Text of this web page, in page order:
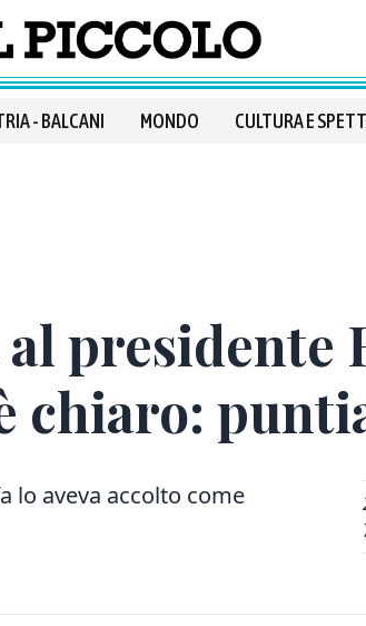
- BALCANI MONDO CULTURA E
presidente
chiaro:
lo aveva accolto come